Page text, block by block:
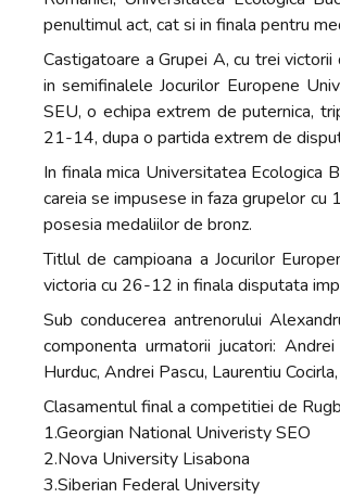
penultimul act, cat si in finala pentru
Castigatoare a Grupei A, cu trei
in semifinalele Jocurilor Europene
SEU, o echipa extrem de puternica,
21-14, dupa o partida extrem de
In finala mica Universitatea Ecologica
careia se impusese in faza grupelor
posesia medaliilor de bronz.
Titlul de campioana a Jocurilor
victoria cu 26-12 in finala disputata
Sub conducerea antrenorului
componenta urmatorii jucatori:
Hurduc, Andrei Pascu, Laurentiu
Clasamentul final a competitiei de
1.Georgian National Univeristy SEO
2.Nova University Lisabona
3.Siberian Federal University